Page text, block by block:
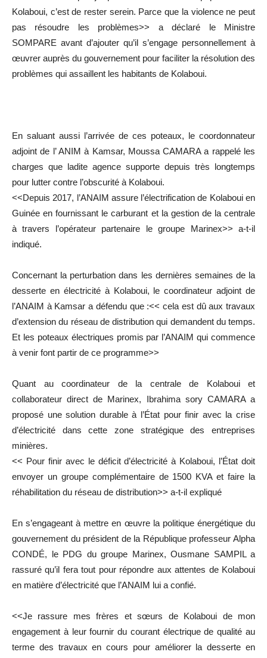
Kolaboui, c’est de rester serein. Parce que la violence ne peut
pas résoudre les problèmes>> a déclaré le Ministre
SOMPARE avant d’ajouter qu’il s’engage personnellement à
œuvrer auprès du gouvernement pour faciliter la résolution des
problèmes qui assaillent les habitants de Kolaboui.
En saluant aussi l’arrivée de ces poteaux, le coordonnateur
adjoint de l’ ANIM à Kamsar, Moussa CAMARA a rappelé les
charges que ladite agence supporte depuis très longtemps
pour lutter contre l’obscurité à Kolaboui.
<<Depuis 2017, l’ANAIM assure l’électrification de Kolaboui en
Guinée en fournissant le carburant et la gestion de la centrale
à travers l’opérateur partenaire le groupe Marinex>> a-t-il
indiqué.
Concernant la perturbation dans les dernières semaines de la
desserte en électricité à Kolaboui, le coordinateur adjoint de
l’ANAIM à Kamsar a défendu que :<< cela est dû aux travaux
d’extension du réseau de distribution qui demandent du temps.
Et les poteaux électriques promis par l’ANAIM qui commence
à venir font partir de ce programme>>
Quant au coordinateur de la centrale de Kolaboui et
collaborateur direct de Marinex, Ibrahima sory CAMARA a
proposé une solution durable à l’État pour finir avec la crise
d’électricité dans cette zone stratégique des entreprises
minières.
<< Pour finir avec le déficit d’électricité à Kolaboui, l’État doit
envoyer un groupe complémentaire de 1500 KVA et faire la
réhabilitation du réseau de distribution>> a-t-il expliqué
En s’engageant à mettre en œuvre la politique énergétique du
gouvernement du président de la République professeur Alpha
CONDÉ, le PDG du groupe Marinex, Ousmane SAMPIL a
rassuré qu’il fera tout pour répondre aux attentes de Kolaboui
en matière d’électricité que l’ANAIM lui a confié.
<<Je rassure mes frères et sœurs de Kolaboui de mon
engagement à leur fournir du courant électrique de qualité au
terme des travaux en cours pour améliorer la desserte en